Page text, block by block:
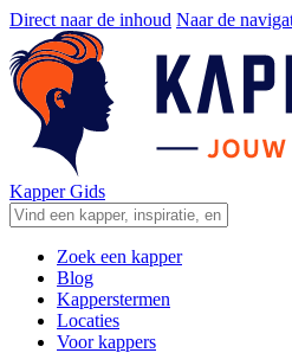
Direct naar de inhoud Naar de
Kapper Gids
Zoek een kapper
Blog
Kapperstermen
Locaties
Voor kappers